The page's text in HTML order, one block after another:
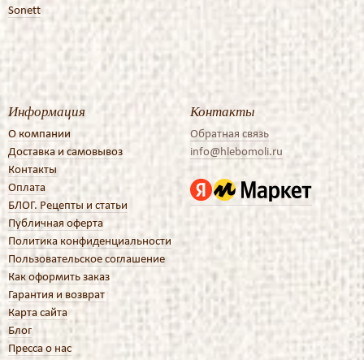
Sonett
Информация
О компании
Доставка и самовывоз
Контакты
Оплата
БЛОГ. Рецепты и статьи
Публичная оферта
Политика конфиденциальности
Пользовательское соглашение
Как оформить заказ
Гарантия и возврат
Карта сайта
Блог
Пресса о нас
Контакты
Обратная связь
info@hlebomoli.ru